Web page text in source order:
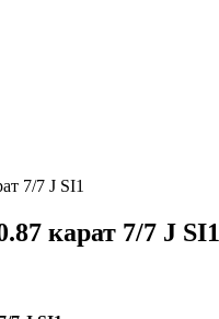
7/7 J SI1
карат 7/7 J SI1